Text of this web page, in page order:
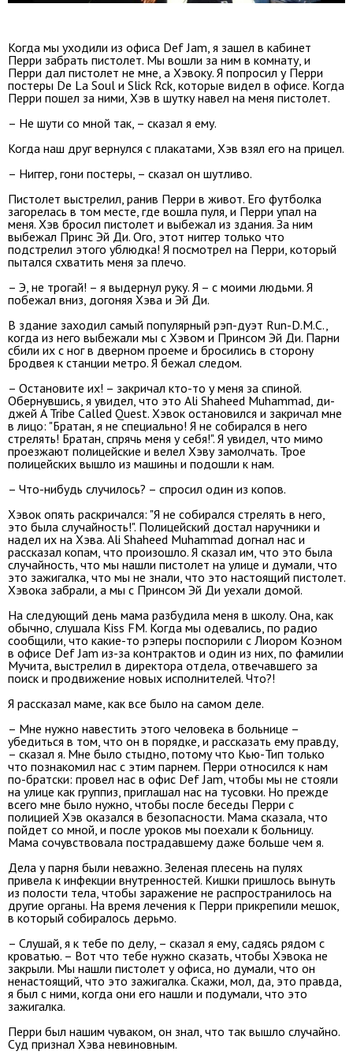
Когда мы уходили из офиса Def Jam, я зашел в кабинет
Перри забрать пистолет. Мы вошли за ним в комнату, и
Перри дал пистолет не мне, а Хэвоку. Я попросил у Перри
постеры De La Soul и Slick Rck, которые видел в офисе. Когда
Перри пошел за ними, Хэв в шутку навел на меня пистолет.
– Не шути со мной так, – сказал я ему.
Когда наш друг вернулся с плакатами, Хэв взял его на прицел.
– Ниггер, гони постеры, – сказал он шутливо.
Пистолет выстрелил, ранив Перри в живот. Его футболка
загорелась в том месте, где вошла пуля, и Перри упал на
меня. Хэв бросил пистолет и выбежал из здания. За ним
выбежал Принс Эй Ди. Ого, этот ниггер только что
подстрелил этого ублюдка! Я посмотрел на Перри, который
пытался схватить меня за плечо.
– Э, не трогай! – я выдернул руку. Я – с моими людьми. Я
побежал вниз, догоняя Хэва и Эй Ди.
В здание заходил самый популярный рэп-дуэт Run-D.M.C.,
когда из него выбежали мы с Хэвом и Принсом Эй Ди. Парни
сбили их с ног в дверном проеме и бросились в сторону
Бродвея к станции метро. Я бежал следом.
– Остановите их! – закричал кто-то у меня за спиной.
Обернувшись, я увидел, что это Ali Shaheed Muhammad, ди-
джей A Tribe Called Quest. Хэвок остановился и закричал мне
в лицо: "Братан, я не специально! Я не собирался в него
стрелять! Братан, спрячь меня у себя!". Я увидел, что мимо
проезжают полицейские и велел Хэву замолчать. Трое
полицейских вышло из машины и подошли к нам.
– Что-нибудь случилось? – спросил один из копов.
Хэвок опять раскричался: "Я не собирался стрелять в него,
это была случайность!". Полицейский достал наручники и
надел их на Хэва. Ali Shaheed Muhammad догнал нас и
рассказал копам, что произошло. Я сказал им, что это была
случайность, что мы нашли пистолет на улице и думали, что
это зажигалка, что мы не знали, что это настоящий пистолет.
Хэвока забрали, а мы с Принсом Эй Ди уехали домой.
На следующий день мама разбудила меня в школу. Она, как
обычно, слушала Kiss FM. Когда мы одевались, по радио
сообщили, что какие-то рэперы поспорили с Лиором Коэном
в офисе Def Jam из-за контрактов и один из них, по фамилии
Мучита, выстрелил в директора отдела, отвечавшего за
поиск и продвижение новых исполнителей. Что?!
Я рассказал маме, как все было на самом деле.
– Мне нужно навестить этого человека в больнице –
убедиться в том, что он в порядке, и рассказать ему правду,
– сказал я. Мне было стыдно, потому что Кью-Тип только
что познакомил нас с этим парнем. Перри относился к нам
по-братски: провел нас в офис Def Jam, чтобы мы не стояли
на улице как группиз, приглашал нас на тусовки. Но прежде
всего мне было нужно, чтобы после беседы Перри с
полицией Хэв оказался в безопасности. Мама сказала, что
пойдет со мной, и после уроков мы поехали к больницу.
Мама сочувствовала пострадавшему даже больше чем я.
Дела у парня были неважно. Зеленая плесень на пулях
привела к инфекции внутренностей. Кишки пришлось вынуть
из полости тела, чтобы заражение не распространилось на
другие органы. На время лечения к Перри прикрепили мешок,
в который собиралось дерьмо.
– Слушай, я к тебе по делу, – сказал я ему, садясь рядом с
кроватью. – Вот что тебе нужно сказать, чтобы Хэвока не
закрыли. Мы нашли пистолет у офиса, но думали, что он
ненастоящий, что это зажигалка. Скажи, мол, да, это правда,
я был с ними, когда они его нашли и подумали, что это
зажигалка.
Перри был нашим чуваком, он знал, что так вышло случайно.
Суд признал Хэва невиновным.